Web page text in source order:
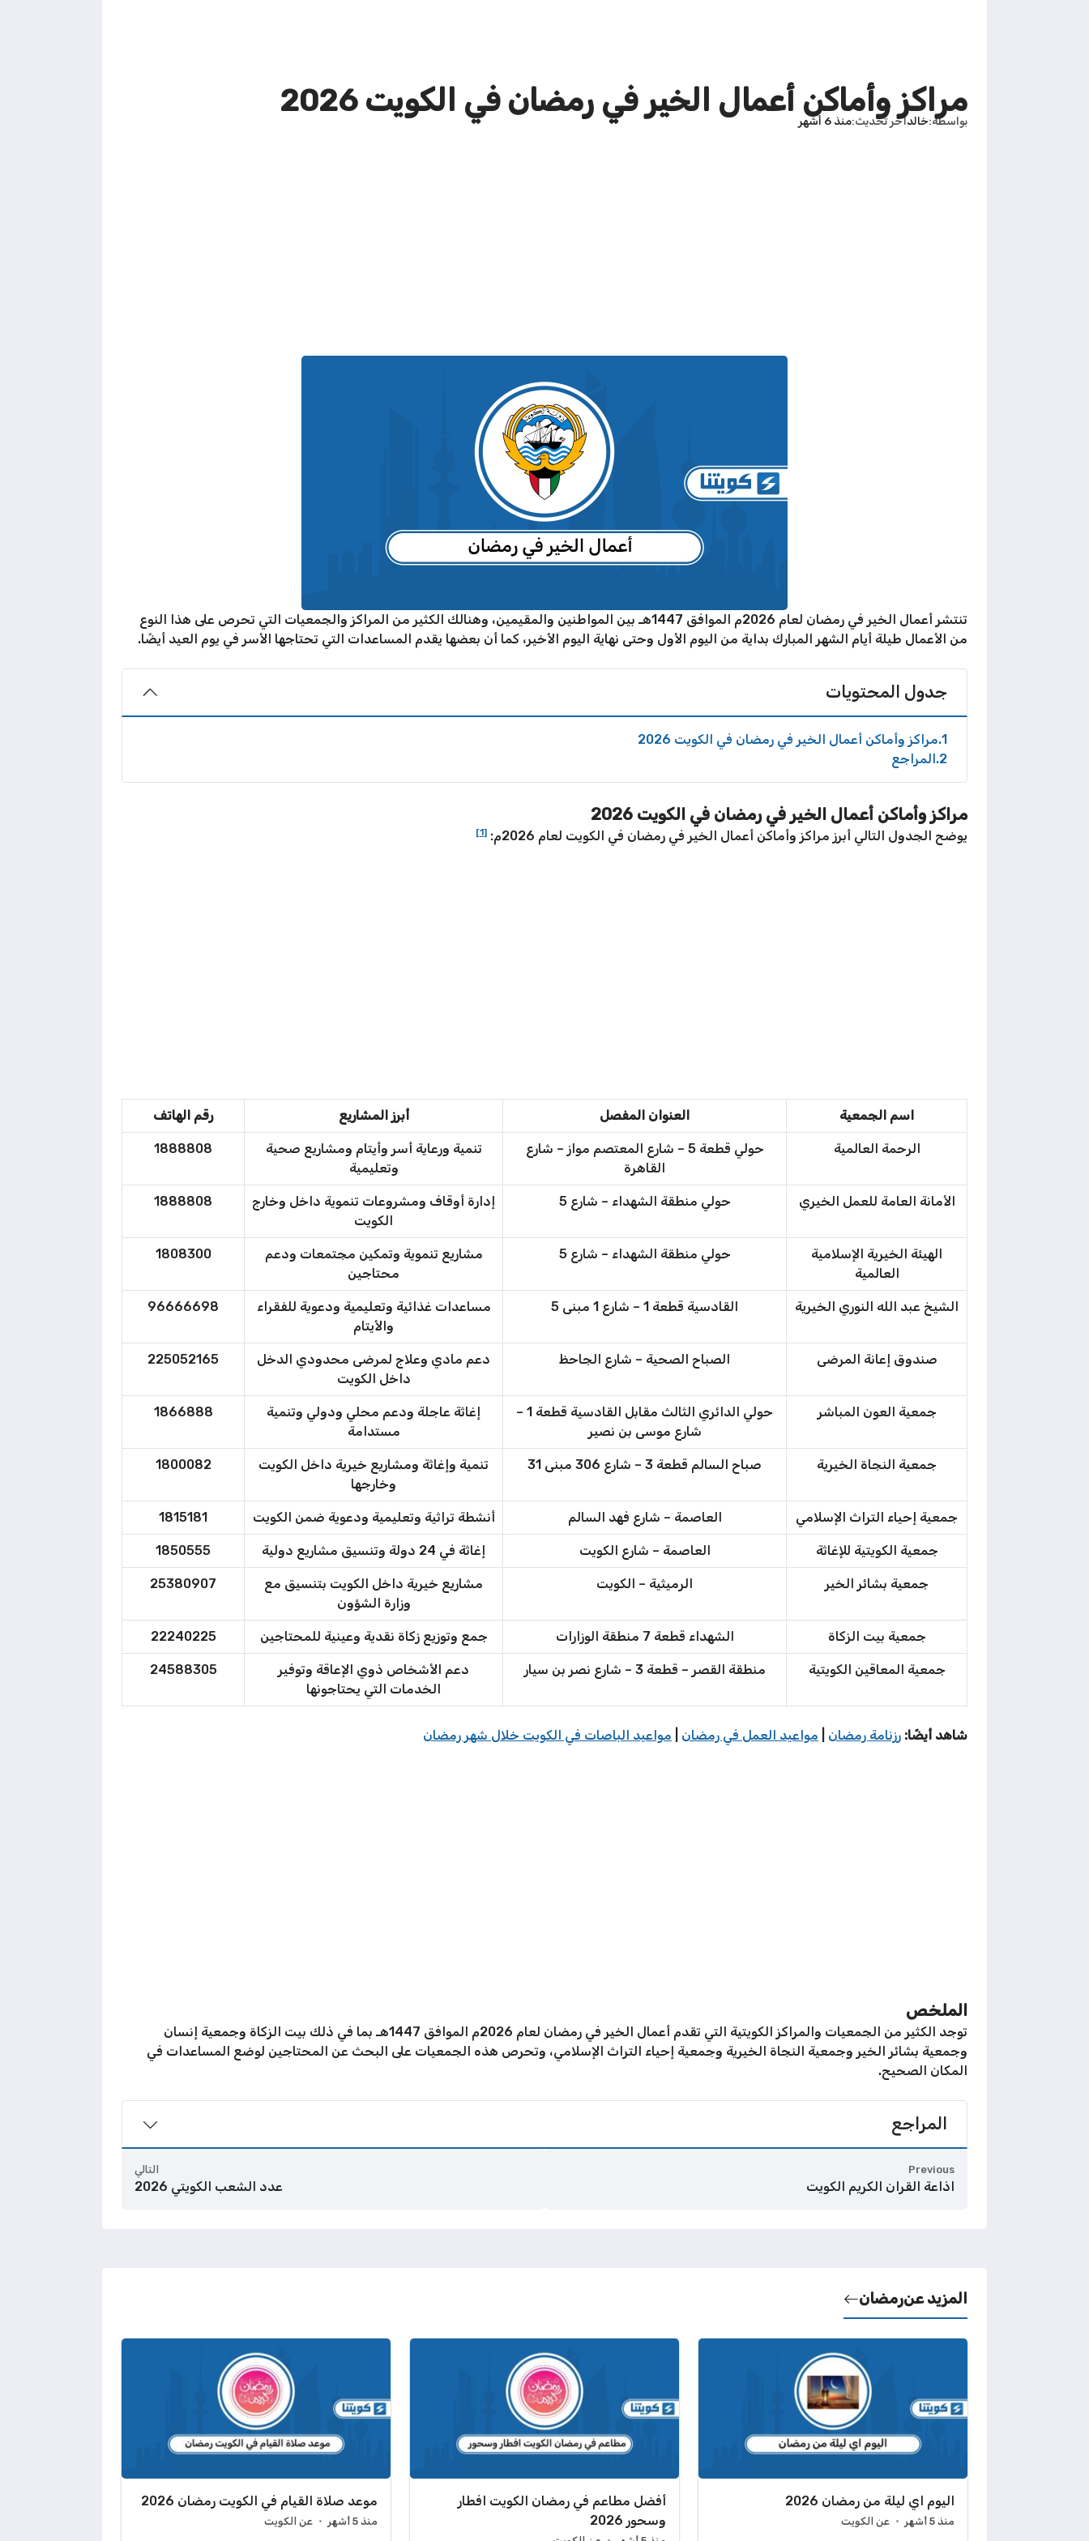
مراكز وأماكن أعمال الخير في رمضان في الكويت 2026
بواسطة خالدآخر تحديث منذ 6 أشهر
تنتشر أعمال الخير في رمضان لعام 2026م الموافق 1447هـ بين المواطنين والمقيمين، وهنالك الكثير من المراكز والجمعيات التي تحرص على هذا النوع
من الأعمال طيلة أيام الشهر المبارك بداية من اليوم الأول وحتى نهاية اليوم الأخير، كما أن بعضها يقدم المساعدات التي تحتاجها الأسر في يوم العيد أيضًا.
جدول المحتويات
1 مراكز وأماكن أعمال الخير في رمضان في الكويت 2026
2 المراجع
مراكز وأماكن أعمال الخير في رمضان في الكويت 2026
يوضح الجدول التالي أبرز مراكز وأماكن أعمال الخير في رمضان في الكويت لعام 2026م: [1]
اسم الجمعية العنوان المفصل أبرز المشاريع رقم الهاتف
الرحمة العالمية
حولي قطعة 5 – شارع المعتصم مواز – شارع
القاهرة
تنمية ورعاية أسر وأيتام ومشاريع صحية
وتعليمية
1888808
الأمانة العامة للعمل الخيري حولي منطقة الشهداء – شارع 5
إدارة أوقاف ومشروعات تنموية داخل وخارج
الكويت
1888808
الهيئة الخيرية الإسلامية
العالمية
حولي منطقة الشهداء – شارع 5
مشاريع تنموية وتمكين مجتمعات ودعم
محتاجين
1808300
الشيخ عبد الله النوري الخيرية القادسية قطعة 1 – شارع 1 مبنى 5
مساعدات غذائية وتعليمية ودعوية للفقراء
والأيتام
96666698
صندوق إعانة المرضى الصباح الصحية – شارع الجاحظ
دعم مادي وعلاج لمرضى محدودي الدخل
داخل الكويت
225052165
جمعية العون المباشر
حولي الدائري الثالث مقابل القادسية قطعة 1 –
شارع موسى بن نصير
إغاثة عاجلة ودعم محلي ودولي وتنمية
مستدامة
1866888
جمعية النجاة الخيرية صباح السالم قطعة 3 – شارع 306 مبنى 31
تنمية وإغاثة ومشاريع خيرية داخل الكويت
وخارجها
1800082
جمعية إحياء التراث الإسلامي العاصمة – شارع فهد السالم أنشطة تراثية وتعليمية ودعوية ضمن الكويت 1815181
جمعية الكويتية للإغاثة العاصمة – شارع الكويت إغاثة في 24 دولة وتنسيق مشاريع دولية 1850555
جمعية بشائر الخير الرميثية – الكويت
مشاريع خيرية داخل الكويت بتنسيق مع
وزارة الشؤون
25380907
جمعية بيت الزكاة الشهداء قطعة 7 منطقة الوزارات جمع وتوزيع زكاة نقدية وعينية للمحتاجين 22240225
جمعية المعاقين الكويتية منطقة القصر – قطعة 3 – شارع نصر بن سيار
دعم الأشخاص ذوي الإعاقة وتوفير
الخدمات التي يحتاجونها
24588305
شاهد أيضًا: رزنامة رمضان مواعيد العمل في رمضان مواعيد الباصات في الكويت خلال شهر رمضان
الملخص
توجد الكثير من الجمعيات والمراكز الكويتية التي تقدم أعمال الخير في رمضان لعام 2026م الموافق 1447هـ بما في ذلك بيت الزكاة وجمعية إنسان
وجمعية بشائر الخير وجمعية النجاة الخيرية وجمعية إحياء التراث الإسلامي، وتحرص هذه الجمعيات على البحث عن المحتاجين لوضع المساعدات في
المكان الصحيح.
المراجع
Previous
اذاعة القران الكريم الكويت
التالي
عدد الشعب الكويتي 2026
المزيد عنرمضان
اليوم اي ليلة من رمضان 2026
منذ 5 أشهر عن الكويت
أفضل مطاعم في رمضان الكويت افطار
وسحور 2026
موعد صلاة القيام في الكويت رمضان 2026
منذ 5 أشهر عن الكويت